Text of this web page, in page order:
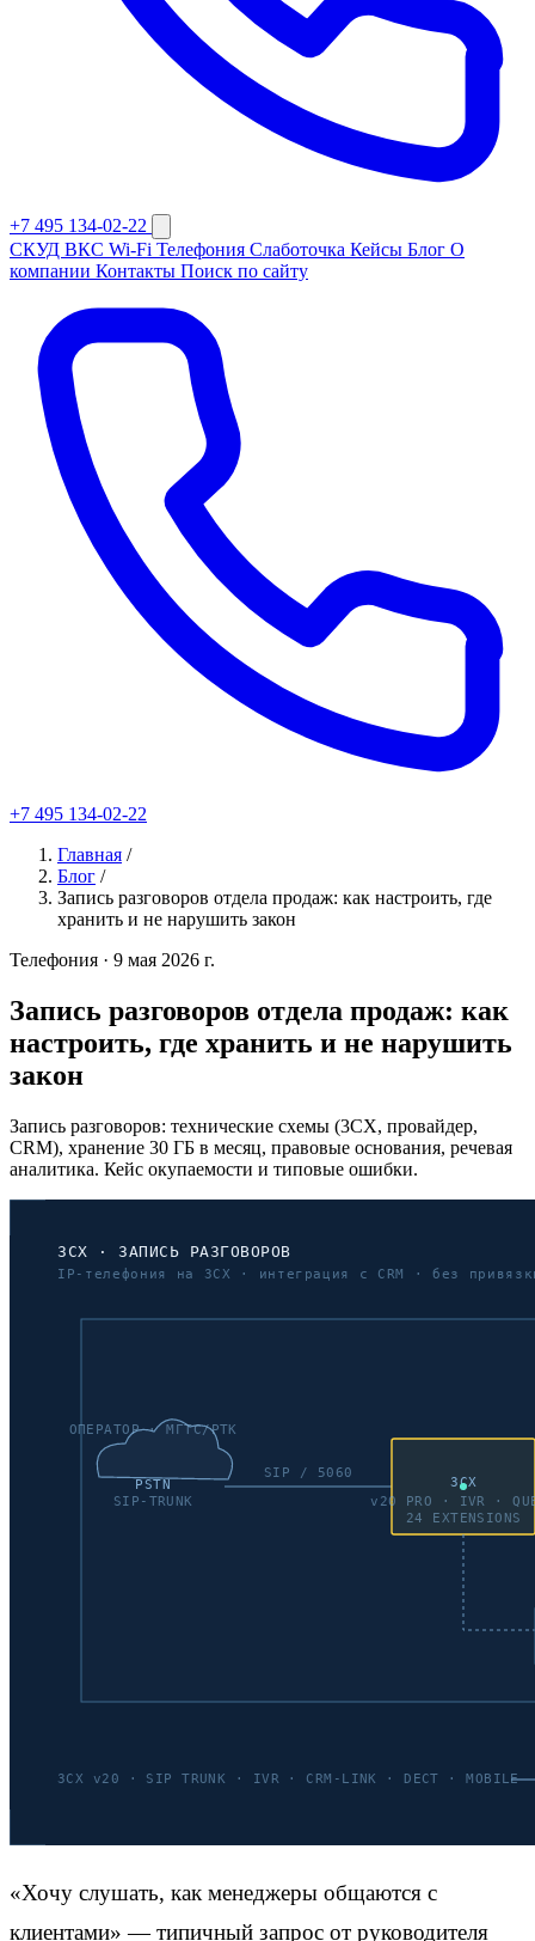
+7 495 134-02-22
СКУД ВКС Wi-Fi Телефония Слаботочка Кейсы Блог О
компании Контакты Поиск по сайту
+7 495 134-02-22
Главная /
Блог /
Запись разговоров отдела продаж: как настроить, где
хранить и не нарушить закон
Телефония · 9 мая 2026 г.
Запись разговоров отдела продаж: как
настроить, где хранить и не нарушить
закон
Запись разговоров: технические схемы (3CX, провайдер,
CRM), хранение 30 ГБ в месяц, правовые основания, речевая
аналитика. Кейс окупаемости и типовые ошибки.
«Хочу слушать, как менеджеры общаются с
клиентами» — типичный запрос от руководителя